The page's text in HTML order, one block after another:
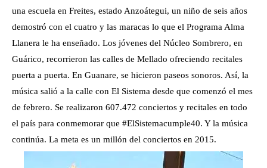
una escuela en Freites, estado Anzoátegui, un niño de seis años
demostró con el cuatro y las maracas lo que el Programa Alma
Llanera le ha enseñado. Los jóvenes del Núcleo Sombrero, en
Guárico, recorrieron las calles de Mellado ofreciendo recitales
puerta a puerta. En Guanare, se hicieron paseos sonoros. Así, la
música salió a la calle con El Sistema desde que comenzó el mes
de febrero. Se realizaron 607.472 conciertos y recitales en todo
el país para conmemorar que #ElSistemacumple40. Y la música
continúa. La meta es un millón del conciertos en 2015.